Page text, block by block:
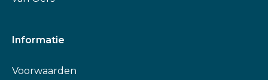
Informatie
Voorwaarden